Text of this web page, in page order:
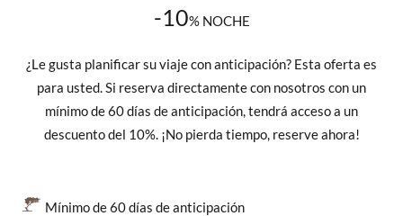
-10% NOCHE
¿Le gusta planificar su viaje con anticipación? Esta oferta es
para usted. Si reserva directamente con nosotros con un
mínimo de 60 días de anticipación, tendrá acceso a un
descuento del 10%. ¡No pierda tiempo, reserve ahora!
Mínimo de 60 días de anticipación